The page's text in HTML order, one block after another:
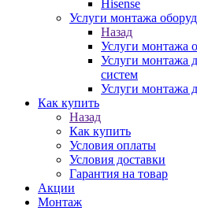
Hisense
Услуги монтажа
Назад
Услуги монтажа
Услуги монтажа
систем
Услуги монтажа
Как купить
Назад
Как купить
Условия оплаты
Условия доставки
Гарантия на товар
Акции
Монтаж